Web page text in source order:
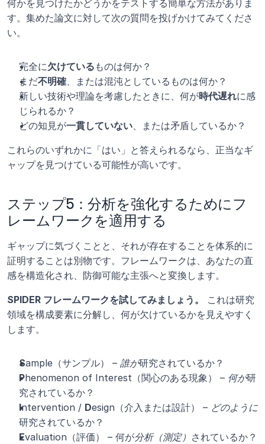
何かを見つけたかどうかをテストする簡単な方法がありま
す。集めた論文に対して次の質問を投げかけてみてくださ
い。
完全に欠けている ものは何か？
まだ不明確、または混沌としているものは何か？
新しい技術や理論を考慮したときに、何が時代遅れに感
じられるか？
どの知見が一貫していない、または矛盾しているか？
これらのいずれかに「はい」と答えられるなら、正当なギ
ャップを見つけている可能性が高いです。
ステップ5：分析を強化するためにフ
レームワークを適用する
ギャップに気づくことと、それが存在することを体系的に
証明することは別物です。フレームワークは、あなたの直
感を構造化され、防御可能な主張へと変換します。
SPIDER フレームワークを試してみましょう。
これは研究
領域を構成要素に分解し、何が欠けているかを見えやすく
します。
Sample（サンプル） – 誰が研究されているか？
Phenomenon of Interest（関心のある現象） – 何が研
究されているか？
Intervention / Design（介入または設計） – どのように
研究されているか？
Evaluation（評価） – 何が分析（測定） されているか？